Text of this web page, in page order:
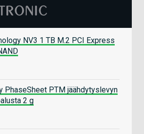
NV3 1 TB M.2 PCI Express
PhaseSheet PTM jäähdytyslevyn
2 g